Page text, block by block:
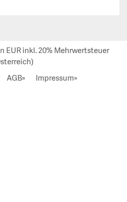
EUR inkl. 20% Mehrwertsteuer
AGB» Impressum»